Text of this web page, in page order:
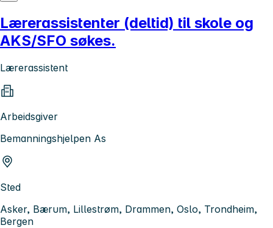
Lærerassistenter (deltid) til skole og
AKS/SFO søkes.
Lærerassistent
Arbeidsgiver
Bemanningshjelpen As
Sted
Asker, Bærum, Lillestrøm, Drammen, Oslo, Trondheim,
Bergen